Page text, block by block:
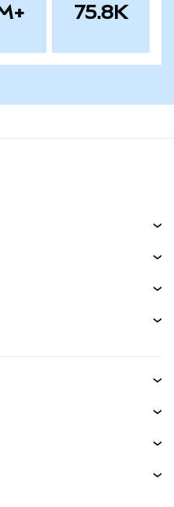
75.8K